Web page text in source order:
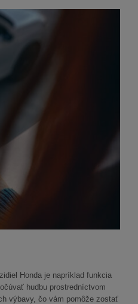
Honda je napríklad funkcia
hudbu prostredníctvom
výbavy, čo vám pomôže zostať